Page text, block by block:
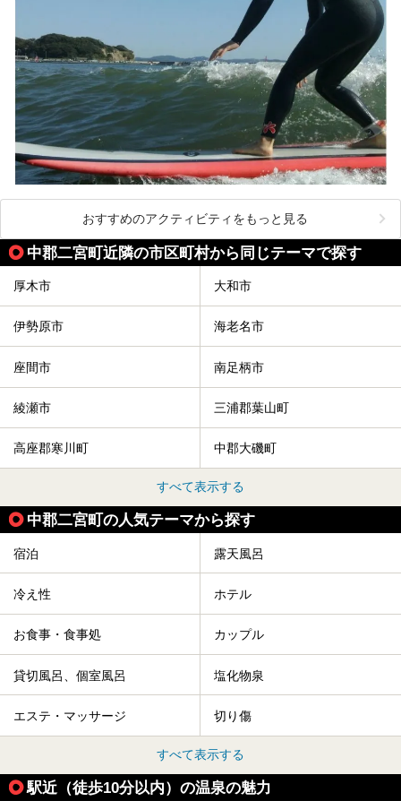
おすすめのアクティビティをもっと見る
中郡二宮町近隣の市区町村から同じテーマで探す
厚木市 大和市
伊勢原市 海老名市
座間市 南足柄市
綾瀬市 三浦郡葉山町
高座郡寒川町 中郡大磯町
すべて表示する
中郡二宮町の人気テーマから探す
宿泊 露天風呂
冷え性 ホテル
お食事・食事処 カップル
貸切風呂、個室風呂 塩化物泉
エステ・マッサージ 切り傷
すべて表示する
駅近（徒歩10分以内）の温泉の魅力